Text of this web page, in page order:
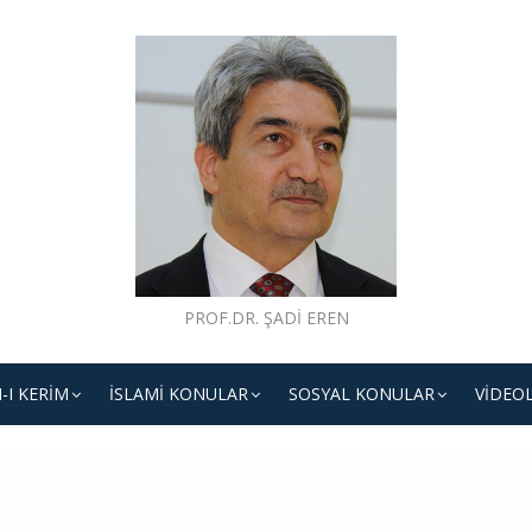
PROF.DR. ŞADI EREN
I KERIM İSLAMI KONULAR SOSYAL KONULAR